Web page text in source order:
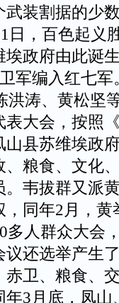
装割据的少
日，百色起义
政府由此诞
军编入红七军
洪涛、黄松坚
大会，按照
县苏维埃政
粮食、文化
韦拔群又派
同年2月，黄
多人群众大会
还选举产生
卫、粮食、
3月底，凤山